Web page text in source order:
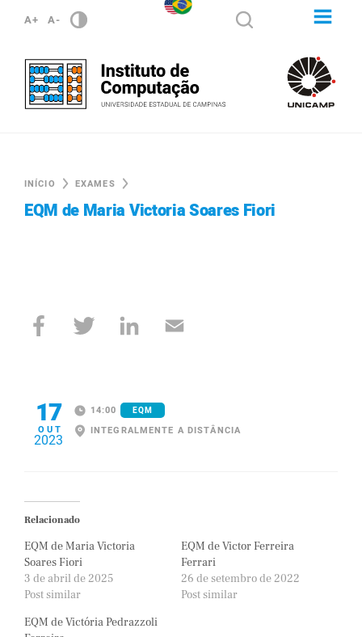
A+ A-
INÍCIO EXAMES
EQM de Maria Victoria Soares Fiori
17
OUT
2023
14:00 EQM
INTEGRALMENTE A DISTÂNCIA
Relacionado
EQM de Maria Victoria
Soares Fiori
3 de abril de 2025
Post similar
EQM de Victor Ferreira
Ferrari
26 de setembro de 2022
Post similar
EQM de Victória Pedrazzoli